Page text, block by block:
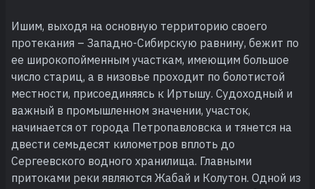
Ишим, выходя на основную территорию своего
протекания – Западно-Сибирскую равнину, бежит по
ее широкопойменным участкам, имеющим большое
число стариц, а в низовье проходит по болотистой
местности, присоединяясь к Иртышу. Судоходный и
важный в промышленном значении, участок,
начинается от города Петропавловска и тянется на
двести семьдесят километров вплоть до
Сергеевского водного хранилища. Главными
притоками реки являются Жабай и Колутон. Одной из